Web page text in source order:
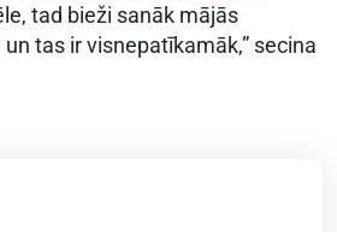
tad bieži sanāk mājās
tas ir visnepatīkamāk,” secina